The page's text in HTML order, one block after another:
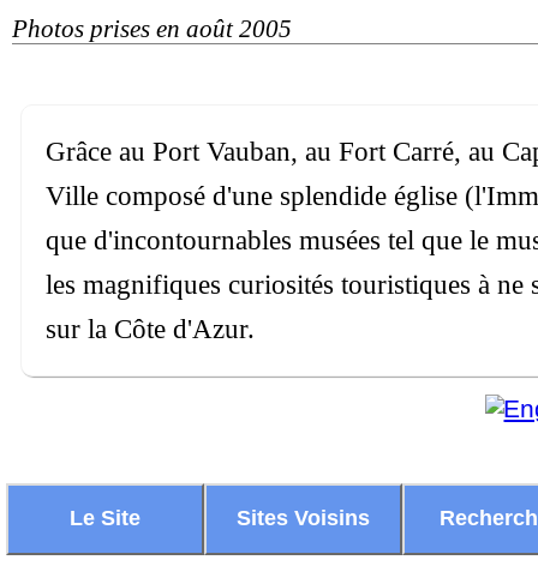
Photos prises en août 2005
Grâce au Port Vauban, au Fort Carré, au
Ville composé d'une splendide église
que d'incontournables musées tel que le
les magnifiques curiosités touristiques à
sur la Côte d'Azur.
Le Site Sites Voisins